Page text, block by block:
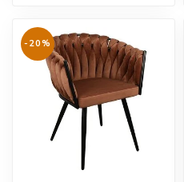
-20%